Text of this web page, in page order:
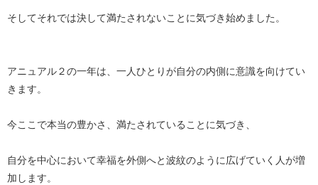
そしてそれでは決して満たされないことに気づき始めました。
アニュアル２の一年は、一人ひとりが自分の内側に意識を向けてい
きます。
今ここで本当の豊かさ、満たされていることに気づき、
自分を中心において幸福を外側へと波紋のように広げていく人が増
加します。